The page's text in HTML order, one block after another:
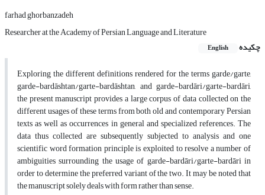
farhad ghorbanzadeh
Researcher at the Academy of Persian Language and Literature
چکیده
English
Exploring the different definitions rendered for the terms garde/garte,
garde-bardāshtan/garte-bardāshtan, and garde-bardāri/garte-bardāri,
the present manuscript provides a large corpus of data collected on the
different usages of these terms from both old and contemporary Persian
texts as well as occurrences in general and specialized references. The
data thus collected are subsequently subjected to analysis and one
scientific word formation principle is exploited to resolve a number of
ambiguities surrounding the usage of garde-bardāri/garte-bardāri in
order to determine the preferred variant of the two. It may be noted that
the manuscript solely deals with form rather than sense.